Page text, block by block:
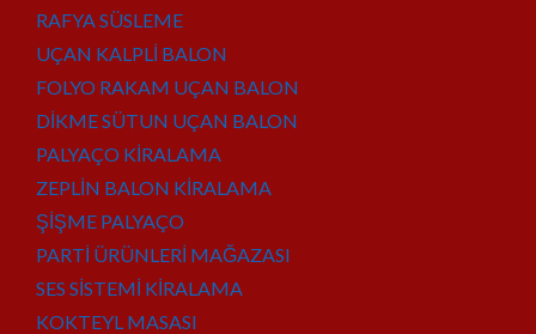
RAFYA SÜSLEME
UÇAN KALPLİ BALON
FOLYO RAKAM UÇAN BALON
DİKME SÜTUN UÇAN BALON
PALYAÇO KİRALAMA
ZEPLİN BALON KİRALAMA
ŞİŞME PALYAÇO
PARTİ ÜRÜNLERİ MAĞAZASI
SES SİSTEMİ KİRALAMA
KOKTEYL MASASI